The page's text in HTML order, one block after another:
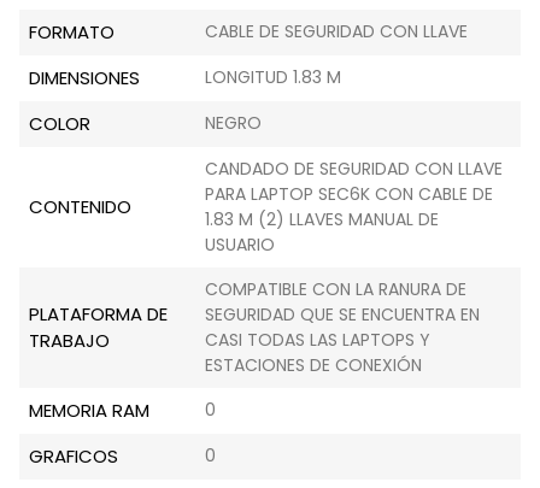
FORMATO CABLE DE SEGURIDAD CON LLAVE
DIMENSIONES LONGITUD 1.83 M
COLOR NEGRO
CONTENIDO
CANDADO DE SEGURIDAD CON LLAVE
PARA LAPTOP SEC6K CON CABLE DE
1.83 M (2) LLAVES MANUAL DE
USUARIO
PLATAFORMA DE
TRABAJO
COMPATIBLE CON LA RANURA DE
SEGURIDAD QUE SE ENCUENTRA EN
CASI TODAS LAS LAPTOPS Y
ESTACIONES DE CONEXIÓN
MEMORIA RAM 0
GRAFICOS 0